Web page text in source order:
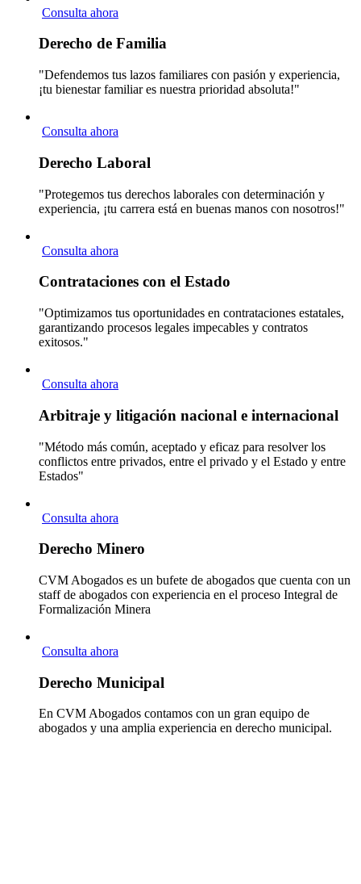
Consulta ahora
Derecho de Familia
"Defendemos tus lazos familiares con pasión y experiencia,
¡tu bienestar familiar es nuestra prioridad absoluta!"
Consulta ahora
Derecho Laboral
"Protegemos tus derechos laborales con determinación y
experiencia, ¡tu carrera está en buenas manos con nosotros!"
Consulta ahora
Contrataciones con el Estado
"Optimizamos tus oportunidades en contrataciones estatales,
garantizando procesos legales impecables y contratos
exitosos."
Consulta ahora
Arbitraje y litigación nacional e internacional
"Método más común, aceptado y eficaz para resolver los
conflictos entre privados, entre el privado y el Estado y entre
Estados"
Consulta ahora
Derecho Minero
CVM Abogados es un bufete de abogados que cuenta con un
staff de abogados con experiencia en el proceso Integral de
Formalización Minera
Consulta ahora
Derecho Municipal
En CVM Abogados contamos con un gran equipo de
abogados y una amplia experiencia en derecho municipal.